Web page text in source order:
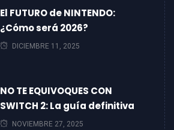
El FUTURO de NINTENDO:
¿Cómo será 2026?
DICIEMBRE 11, 2025
NO TE EQUIVOQUES CON
SWITCH 2: La guía definitiva
NOVIEMBRE 27, 2025